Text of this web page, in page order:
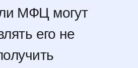
МФЦ могут
его не